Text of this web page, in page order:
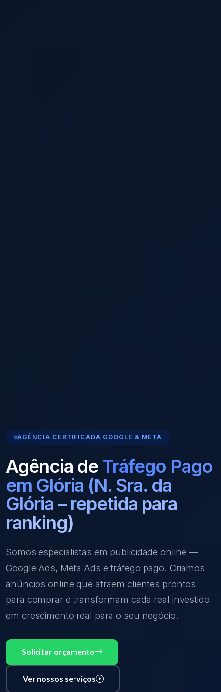
AGÊNCIA CERTIFICADA GOOGLE & META
Agência de Tráfego Pago
em Glória (N. Sra. da
Glória – repetida para
ranking)
Somos especialistas em publicidade online —
Google Ads, Meta Ads e tráfego pago. Criamos
anúncios online que atraem clientes prontos
para comprar e transformam cada real investido
em crescimento real para o seu negócio.
Solicitar orçamento
Ver nossos serviços